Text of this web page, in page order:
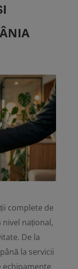
complete de
național,
De la
la servicii